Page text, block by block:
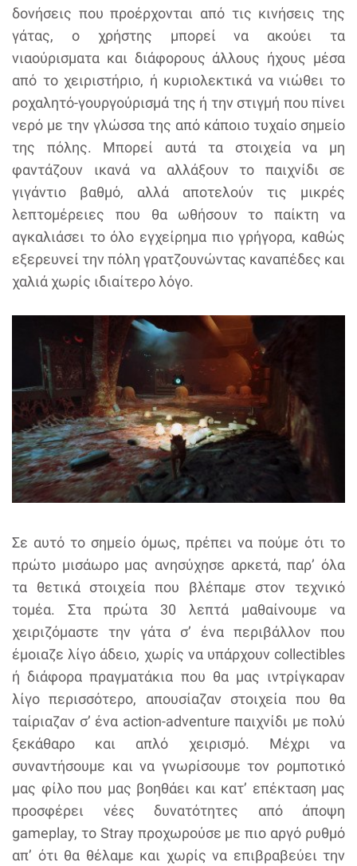
δονήσεις που προέρχονται από τις κινήσεις της
γάτας, ο χρήστης μπορεί να ακούει τα
νιαούρισματα και διάφορους άλλους ήχους μέσα
από το χειριστήριο, ή κυριολεκτικά να νιώθει το
ροχαλητό-γουργούρισμά της ή την στιγμή που πίνει
νερό με την γλώσσα της από κάποιο τυχαίο σημείο
της πόλης. Μπορεί αυτά τα στοιχεία να μη
φαντάζουν ικανά να αλλάξουν το παιχνίδι σε
γιγάντιο βαθμό, αλλά αποτελούν τις μικρές
λεπτομέρειες που θα ωθήσουν το παίκτη να
αγκαλιάσει το όλο εγχείρημα πιο γρήγορα, καθώς
εξερευνεί την πόλη γρατζουνώντας καναπέδες και
χαλιά χωρίς ιδιαίτερο λόγο.
Σε αυτό το σημείο όμως, πρέπει να πούμε ότι το
πρώτο μισάωρο μας ανησύχησε αρκετά, παρ’ όλα
τα θετικά στοιχεία που βλέπαμε στον τεχνικό
τομέα. Στα πρώτα 30 λεπτά μαθαίνουμε να
χειριζόμαστε την γάτα σ’ ένα περιβάλλον που
έμοιαζε λίγο άδειο, χωρίς να υπάρχουν collectibles
ή διάφορα πραγματάκια που θα μας ιντρίγκαραν
λίγο περισσότερο, απουσίαζαν στοιχεία που θα
ταίριαζαν σ’ ένα action-adventure παιχνίδι με πολύ
ξεκάθαρο και απλό χειρισμό. Μέχρι να
συναντήσουμε και να γνωρίσουμε τον ρομποτικό
μας φίλο που μας βοηθάει και κατ’ επέκταση μας
προσφέρει νέες δυνατότητες από άποψη
gameplay, το Stray προχωρούσε με πιο αργό ρυθμό
απ’ ότι θα θέλαμε και χωρίς να επιβραβεύει την